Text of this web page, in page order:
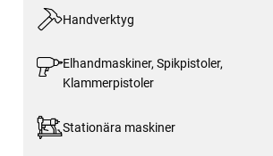
Handverktyg
Elhandmaskiner, Spikpistoler,
Klammerpistoler
Stationära maskiner